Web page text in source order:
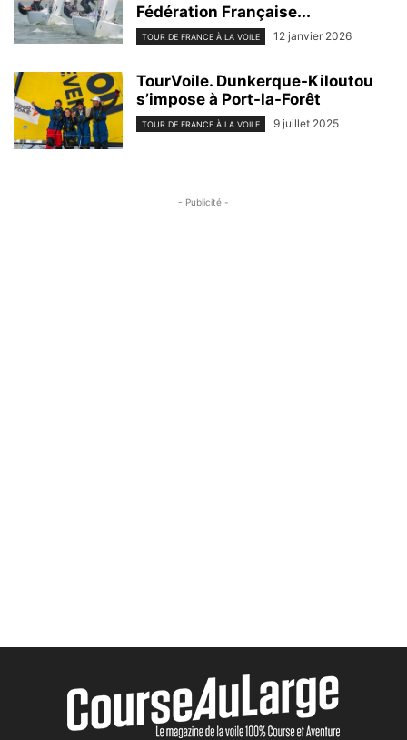
Fédération Française...
TOUR DE FRANCE À LA VOILE 12 janvier 2026
TourVoile. Dunkerque-Kiloutou
s’impose à Port-la-Forêt
TOUR DE FRANCE À LA VOILE 9 juillet 2025
- Publicité -